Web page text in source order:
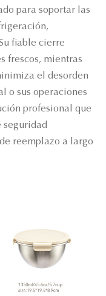
para soportar las
fiable cierre
frescos, mientras
el desorden
o sus operaciones
profesional que
seguridad
reemplazo a largo